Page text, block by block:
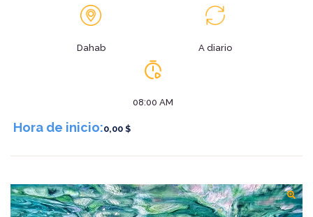
Dahab A diario
08:00 AM
Hora de inicio:0,00 $